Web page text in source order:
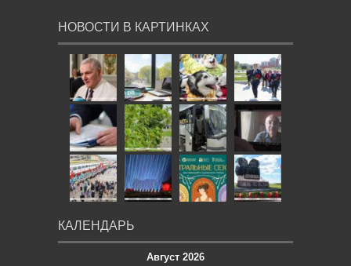
НОВОСТИ В КАРТИНКАХ
КАЛЕНДАРЬ
Август 2026